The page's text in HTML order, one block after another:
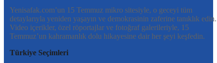
Yenisafak.com’un 15 Temmuz mikro sitesiyle, o geceyi tüm
detaylarıyla yeniden yaşayın ve demokrasinin zaferine tanıklık edin.
Video içerikler, özel röportajlar ve fotoğraf galerileriyle, 15
Temmuz’un kahramanlık dolu hikayesine dair her şeyi keşfedin.
Türkiye Seçimleri